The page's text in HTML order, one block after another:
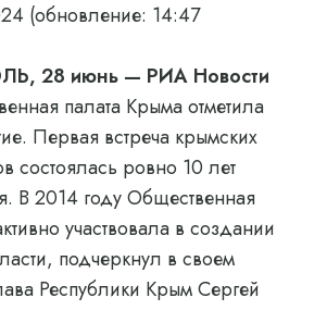
(обновление: 14:47
28 июнь — РИА Новости
палата Крыма отметила
Первая встреча крымских
состоялась ровно 10 лет
В 2014 году Общественная
участвовала в создании
подчеркнул в своем
Республики Крым Сергей